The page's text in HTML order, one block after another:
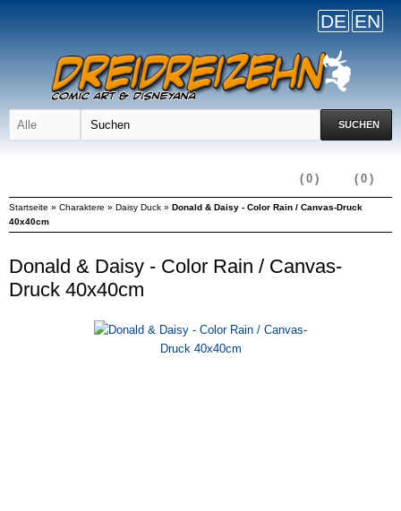
DE EN
SUCHEN
( 0 )
( 0 )
Startseite » Charaktere » Daisy Duck » Donald & Daisy - Color Rain / Canvas-Druck
40x40cm
Donald & Daisy - Color Rain / Canvas-
Druck 40x40cm